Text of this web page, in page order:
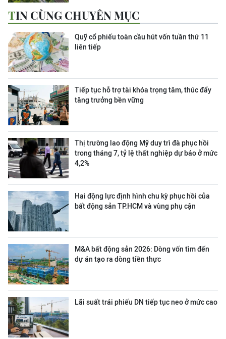
TIN CÙNG CHUYÊN MỤC
Quỹ cổ phiếu toàn cầu hút vốn tuần thứ 11
liên tiếp
Tiếp tục hỗ trợ tài khóa trọng tâm, thúc đẩy
tăng trưởng bền vững
Thị trường lao động Mỹ duy trì đà phục hồi
trong tháng 7, tỷ lệ thất nghiệp dự báo ở mức
4,2%
Hai động lực định hình chu kỳ phục hồi của
bất động sản TP.HCM và vùng phụ cận
M&A bất động sản 2026: Dòng vốn tìm đến
dự án tạo ra dòng tiền thực
Lãi suất trái phiếu DN tiếp tục neo ở mức cao